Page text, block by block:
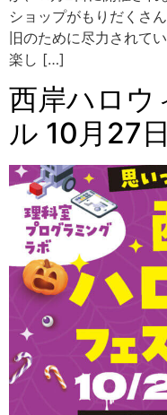
ショップがもりだくさ
旧のために尽力されて
楽し […]
西岸ハロウ
ル 10月27日